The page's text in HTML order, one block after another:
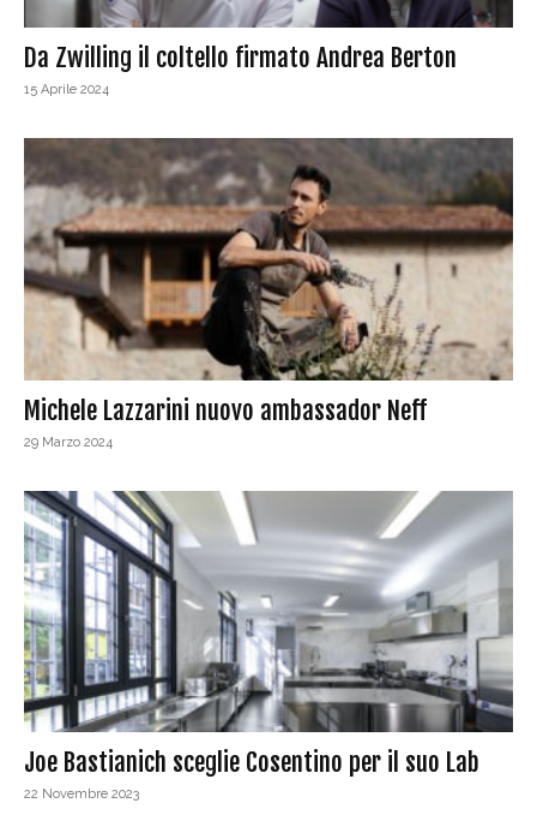
Da Zwilling il coltello firmato Andrea Berton
15 Aprile 2024
Michele Lazzarini nuovo ambassador Neff
29 Marzo 2024
Joe Bastianich sceglie Cosentino per il suo Lab
22 Novembre 2023